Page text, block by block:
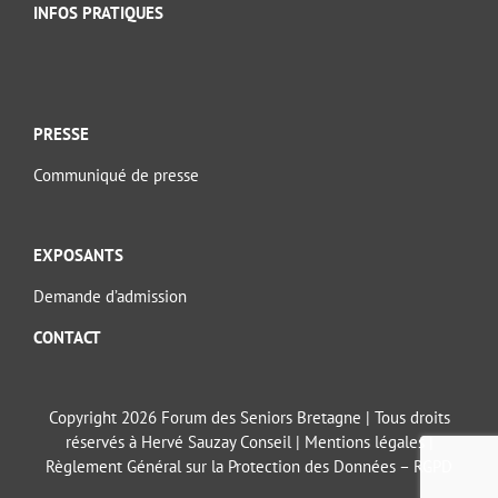
INFOS PRATIQUES
PRESSE
Communiqué de presse
EXPOSANTS
Demande d’admission
CONTACT
Copyright 2026 Forum des Seniors Bretagne | Tous droits
réservés à Hervé Sauzay Conseil | Mentions légales|
Règlement Général sur la Protection des Données – RGPD